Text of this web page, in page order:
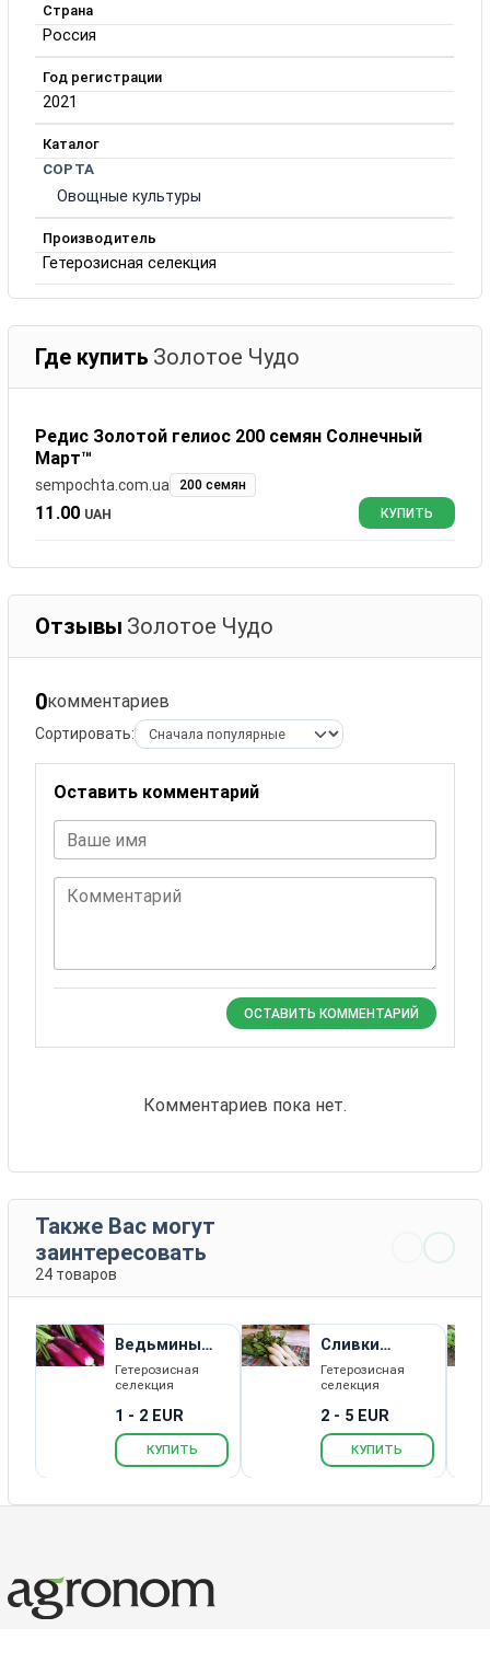
Страна
Россия
Год регистрации
2021
Каталог
СОРТА
Овощные культуры
Производитель
Гетерозисная селекция
Где купить Золотое Чудо
Редис Золотой гелиос 200 семян Солнечный
Март™
sempochta.com.ua 200 семян
11.00 UAH КУПИТЬ
Отзывы Золотое Чудо
0комментариев
Сортировать:
Оставить комментарий
Ваше имя
Комментарий
ОСТАВИТЬ КОММЕНТАРИЙ
Комментариев пока нет.
Также Вас могут
заинтересовать
24 товаров
Ведьмины
Пальцы
Гетерозисная
селекция
1 - 2 EUR
КУПИТЬ
Сливки
Ленивки
Гетерозисная
селекция
2 - 5 EUR
КУПИТЬ